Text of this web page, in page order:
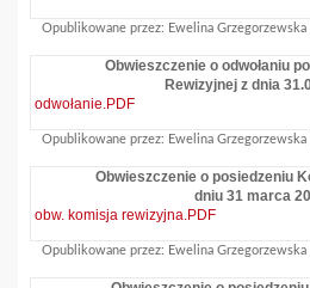
Opublikowane przez: Ewelina
Obwieszczenie o odwołaniu
Rewizyjnej z dnia
odwołanie.PDF
Opublikowane przez: Ewelina
Obwieszczenie o posiedzeniu
dniu 31 marca
obw. komisja rewizyjna.PDF
Opublikowane przez: Ewelina